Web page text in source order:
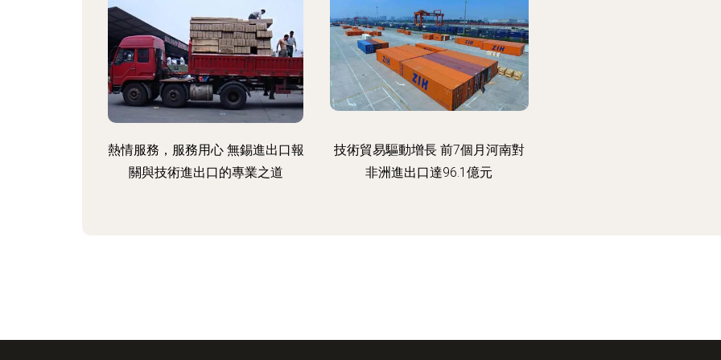
熱情服務，服務用心 無錫進出口報
關與技術進出口的專業之道
技術貿易驅動增長 前7個月河南對
非洲進出口達96.1億元